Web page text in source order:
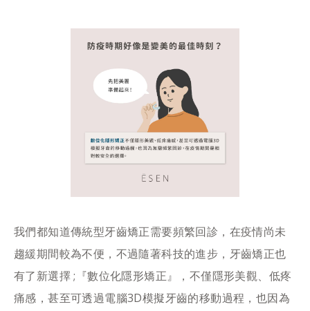
我們都知道傳統型牙齒矯正需要頻繁回診，在疫情尚未
趨緩期間較為不便，不過隨著科技的進步，牙齒矯正也
有了新選擇 ;『數位化隱形矯正』，不僅隱形美觀、低疼
痛感，甚至可透過電腦3D模擬牙齒的移動過程，也因為